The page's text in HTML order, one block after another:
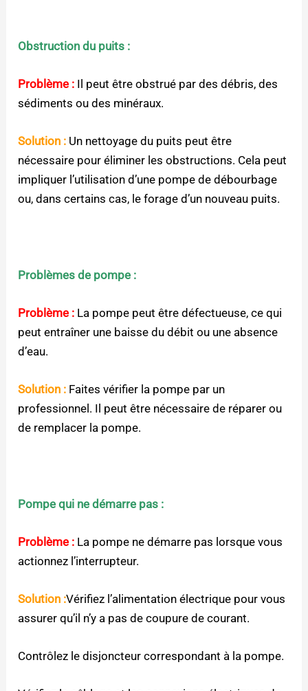
Obstruction du puits :
Problème : Il peut être obstrué par des débris, des
sédiments ou des minéraux.
Solution : Un nettoyage du puits peut être
nécessaire pour éliminer les obstructions. Cela peut
impliquer l’utilisation d’une pompe de débourbage
ou, dans certains cas, le forage d’un nouveau puits.
Problèmes de pompe :
Problème : La pompe peut être défectueuse, ce qui
peut entraîner une baisse du débit ou une absence
d’eau.
Solution : Faites vérifier la pompe par un
professionnel. Il peut être nécessaire de réparer ou
de remplacer la pompe.
Pompe qui ne démarre pas :
Problème : La pompe ne démarre pas lorsque vous
actionnez l’interrupteur.
Solution :Vérifiez l’alimentation électrique pour vous
assurer qu’il n’y a pas de coupure de courant.
Contrôlez le disjoncteur correspondant à la pompe.